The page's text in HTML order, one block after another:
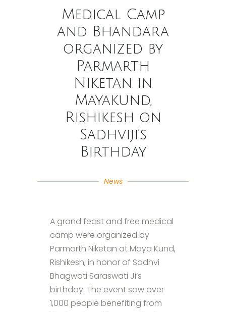
Medical Camp
and Bhandara
organized by
Parmarth
Niketan in
Mayakund,
Rishikesh on
Sadhviji’s
Birthday
News
A grand feast and free medical
camp were organized by
Parmarth Niketan at Maya Kund,
Rishikesh, in honor of Sadhvi
Bhagwati Saraswati Ji’s
birthday. The event saw over
1,000 people benefiting from